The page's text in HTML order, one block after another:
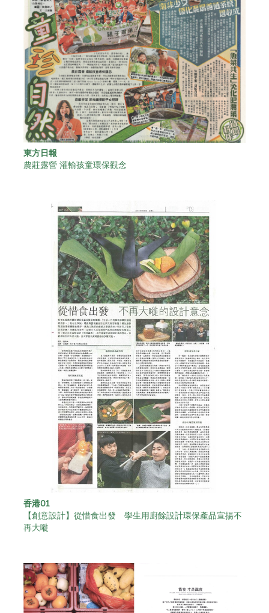
東方日報
農莊露營 灌輸孩童環保觀念
香港01
【創意設計】從惜食出發 學生用廚餘設計環保產品宣揚不
再大嘥